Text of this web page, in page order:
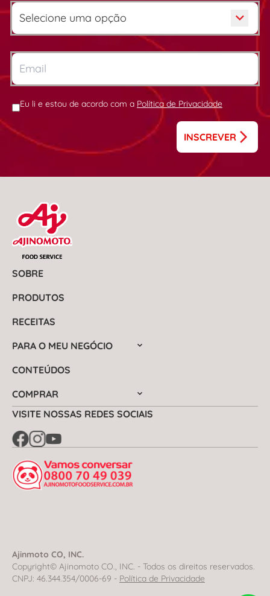
Eu li e estou de acordo com a Política de Privacidade
INSCREVER
SOBRE
PRODUTOS
RECEITAS
PARA O MEU NEGÓCIO
CONTEÚDOS
COMPRAR
VISITE NOSSAS REDES SOCIAIS
Ajinmoto CO, INC.
Copyright© Ajinomoto CO., INC. - Todos os direitos reservados.
CNPJ: 46.344.354/0006-69 - Política de Privacidade